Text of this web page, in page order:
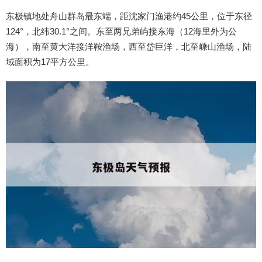
东极镇地处舟山群岛最东端，距沈家门渔港约45公里，位于东径
124°，北纬30.1°之间。东至两兄弟屿接东海（12海里外为公
海），南至黄大洋接洋鞍渔场，西至岱巨洋，北至嵊山渔场，陆
域面积为17平方公里。